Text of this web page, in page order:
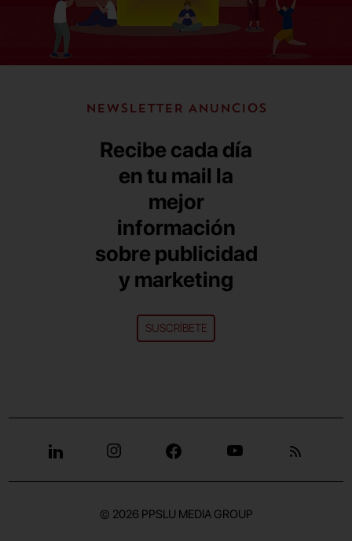
NEWSLETTER ANUNCIOS
Recibe cada día
en tu mail la
mejor
información
sobre publicidad
y marketing
SUSCRÍBETE
© 2026 PPSLU MEDIA GROUP